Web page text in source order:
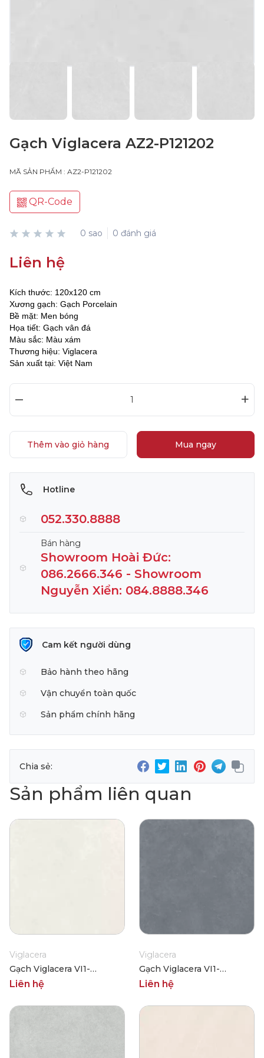
Gạch Viglacera AZ2-P121202
MÃ SẢN PHẨM : AZ2-P121202
QR-Code
0 sao 0 đánh giá
Liên hệ
Kích thước: 120x120 cm
Xương gạch: Gạch Porcelain
Bề mặt: Men bóng
Họa tiết: Gạch vân đá
Màu sắc: Màu xám
Thương hiệu: Viglacera
Sản xuất tại: Việt Nam
– +
Thêm vào giỏ hàng Mua ngay
Hotline
052.330.8888
Bán hàng
Showroom Hoài Đức:
086.2666.346 - Showroom
Nguyễn Xiển: 084.8888.346
Cam kết người dùng
Bảo hành theo hãng
Vận chuyển toàn quốc
Sản phẩm chính hãng
Chia sẻ:
Sản phẩm liên quan
Viglacera
Gạch Viglacera VI1-
9GM121201
Liên hệ
Viglacera
Gạch Viglacera VI1-
9GM121203
Liên hệ